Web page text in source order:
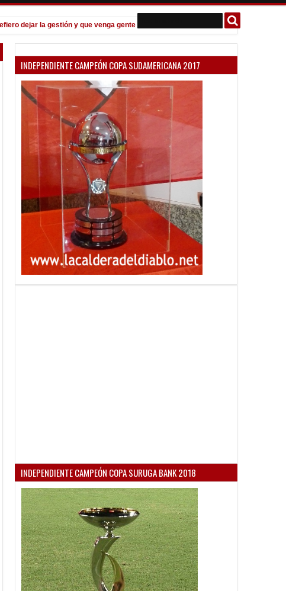
la gestión y que venga gente nueva" Todo confirmado en la Copa
INDEPENDIENTE CAMPEÓN COPA SUDAMERICANA 2017
INDEPENDIENTE CAMPEÓN COPA SURUGA BANK 2018